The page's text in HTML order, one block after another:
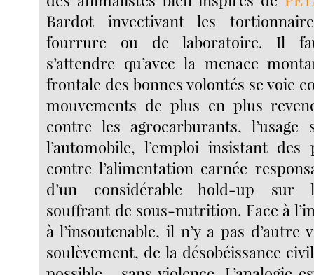
Bardot invectivant les
fourrure ou de laboratoire. Il
s’attendre qu’avec la menace
frontale des bonnes volontés se voie
mouvements de plus en plus
contre les agrocarburants, l’usage
l’automobile, l’emploi insistant des
contre l’alimentation carnée
d’un considérable hold-up sur
souffrant de sous-nutrition. Face à
à l’insoutenable, il n’y a pas d’autre
soulèvement, de la désobéissance